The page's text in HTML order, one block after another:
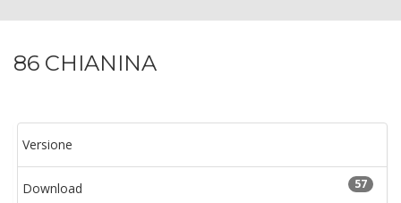
86 CHIANINA
Versione
Download 57